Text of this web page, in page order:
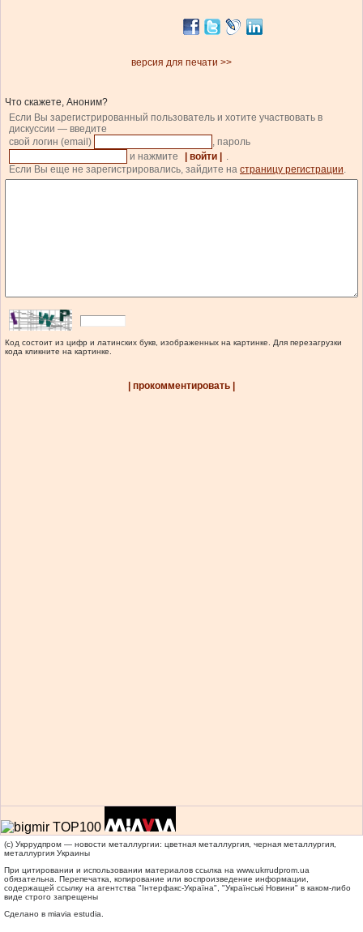
версия для печати >>
Что скажете, Аноним?
Если Вы зарегистрированный пользователь и хотите участвовать в
дискуссии — введите
свой логин (email)
, пароль
и нажмите
| войти |
.
Если Вы еще не зарегистрировались, зайдите на страницу регистрации.
Код состоит из цифр и латинских букв, изображенных на картинке. Для перезагрузки
кода кликните на картинке.
| прокомментировать |
(c) Укррудпром — новости металлургии: цветная металлургия, черная металлургия,
металлургия Украины
При цитировании и использовании материалов ссылка на www.ukrrudprom.ua
обязательна. Перепечатка, копирование или воспроизведение информации,
содержащей ссылку на агентства "Iнтерфакс-Україна", "Українськi Новини" в каком-либо
виде строго запрещены
Сделано в miavia estudia.